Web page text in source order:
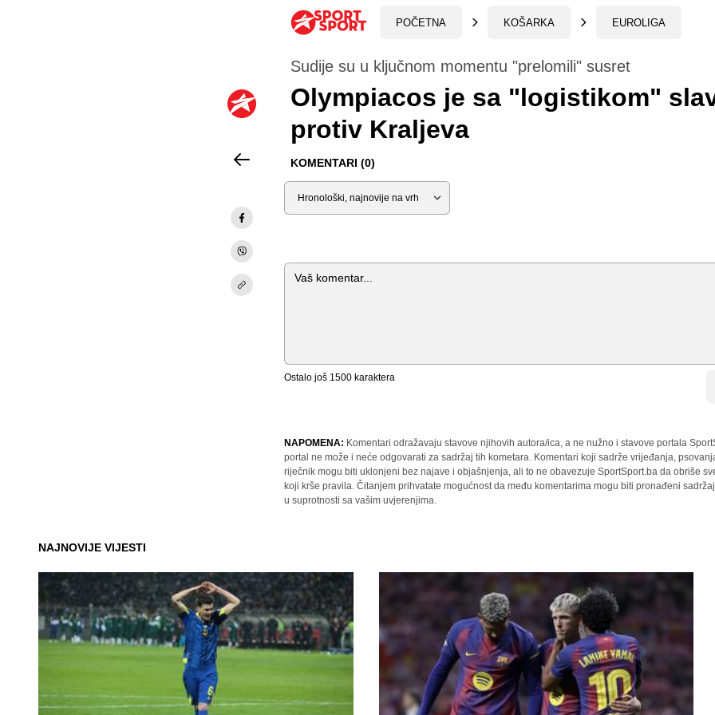
POČETNA KOŠARKA EUROLIGA
Sudije su u ključnom momentu "prelomili" susret
Olympiacos je sa "logistikom"
protiv Kraljeva
KOMENTARI (0)
Sortiraj
Komentar
Ostalo još 1500 karaktera
NAPOMENA: Komentari odražavaju stavove njihovih autora/ica, a ne nužno i stavove portala
portal ne može i neće odgovarati za sadržaj tih kometara. Komentari koji sadrže vrijeđanja,
riječnik mogu biti uklonjeni bez najave i objašnjenja, ali to ne obavezuje SportSport.ba da obriše
koji krše pravila. Čitanjem prihvatate mogućnost da među komentarima mogu biti pronađeni
u suprotnosti sa vašim uvjerenjima.
NAJNOVIJE VIJESTI